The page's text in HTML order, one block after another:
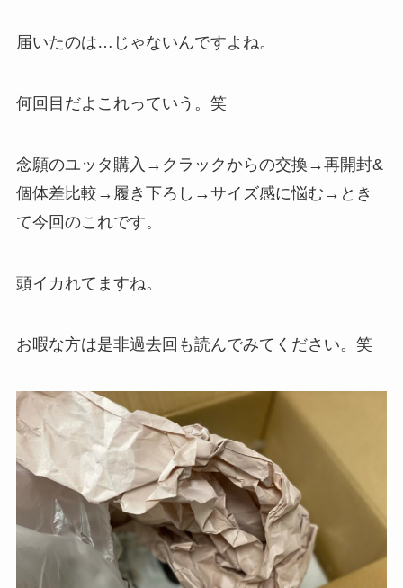
届いたのは…じゃないんですよね。
何回目だよこれっていう。笑
念願のユッタ購入→クラックからの交換→再開封&
個体差比較→履き下ろし→サイズ感に悩む→とき
て今回のこれです。
頭イカれてますね。
お暇な方は是非過去回も読んでみてください。笑